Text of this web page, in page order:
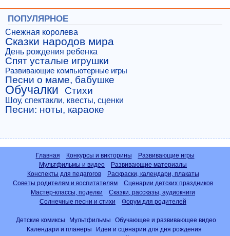
ПОПУЛЯРНОЕ
Снежная королева
Сказки народов мира
День рождения ребенка
Спят усталые игрушки
Развивающие компьютерные игры
Песни о маме, бабушке
Обучалки Стихи
Шоу, спектакли, квесты, сценки
Песни: ноты, караоке
Главная Конкурсы и викторины
Развивающие игры
Мультфильмы и видео
Развивающие материалы
Конспекты для педагогов
Раскраски, календари, плакаты
Советы родителям и воспитателям
Сценарии детских праздников
Мастер-классы, поделки
Сказки, рассказы, аудиокниги
Солнечные песни и стихи
Форум для родителей
Детские комиксы Мультфильмы
Обучающее и развивающее видео
Календари и планеры
Идеи и сценарии для дня рождения